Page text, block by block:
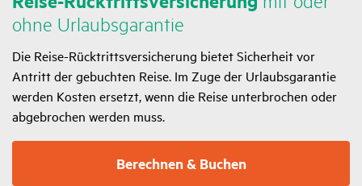
ohne Urlaubs­ga­rantie
Die Reise-Rücktrittsversicherung bietet Sicherheit vor
Antritt der gebuchten Reise. Im Zuge der Urlaubsgarantie
werden Kosten ersetzt, wenn die Reise unterbrochen oder
abgebrochen werden muss.
Berechnen & Buchen